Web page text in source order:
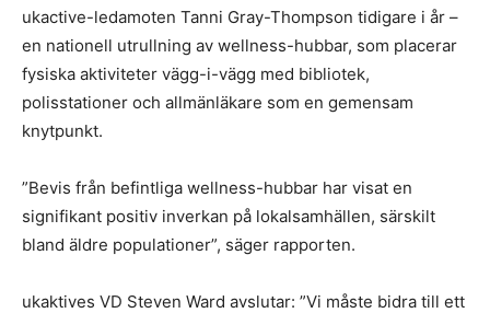
ukactive-ledamoten Tanni Gray-Thompson tidigare i år –
en nationell utrullning av wellness-hubbar, som placerar
fysiska aktiviteter vägg-i-vägg med bibliotek,
polisstationer och allmänläkare som en gemensam
knytpunkt.
”Bevis från befintliga wellness-hubbar har visat en
signifikant positiv inverkan på lokalsamhällen, särskilt
bland äldre populationer”, säger rapporten.
ukaktives VD Steven Ward avslutar: ”Vi måste bidra till ett